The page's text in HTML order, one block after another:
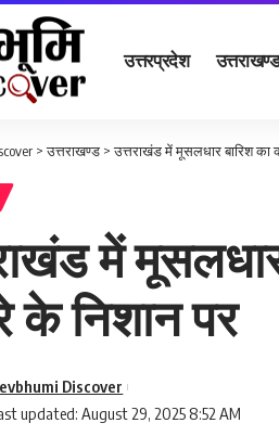
उत्तरप्रदेश उत्तराखण्ड
>उत्तराखण्ड >उत्तराखंड में मूसलधार बारिश
में
के निशान पर
updated: August 29, 2025 8:52 AM
Discover